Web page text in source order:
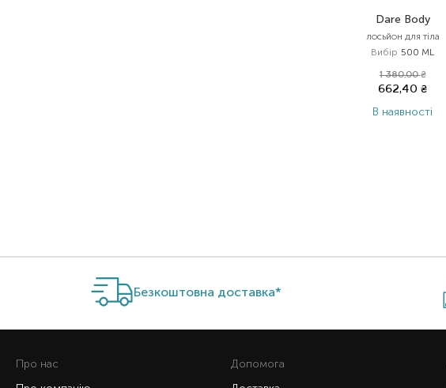
Dare Body
лосьйон для тіла
Вибір 500 ML
1 380,00₴
662,40₴
В наявності
Безкоштовна доставка*
Про нас
Допомога